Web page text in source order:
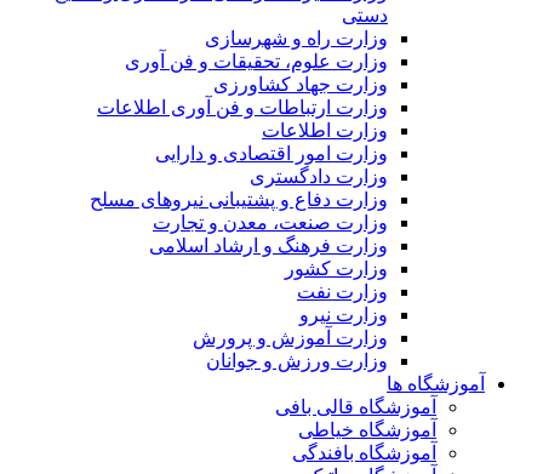
دستی
وزارت راه و شهرسازی
وزارت علوم، تحقیقات و فن آوری
وزارت جهاد کشاورزی
وزارت ارتباطات و فن آوری اطلاعات
وزارت اطلاعات
وزارت امور اقتصادی و دارایی
وزارت دادگستری
وزارت دفاع و پشتیبانی نیروهای مسلح
وزارت صنعت، معدن و تجارت
وزارت فرهنگ و ارشاد اسلامی
وزارت کشور
وزارت نفت
وزارت نیرو
وزارت آموزش و پرورش
وزارت ورزش و جوانان
آموزشگاه ها
آموزشگاه قالی بافی
آموزشگاه خیاطی
آموزشگاه بافندگی